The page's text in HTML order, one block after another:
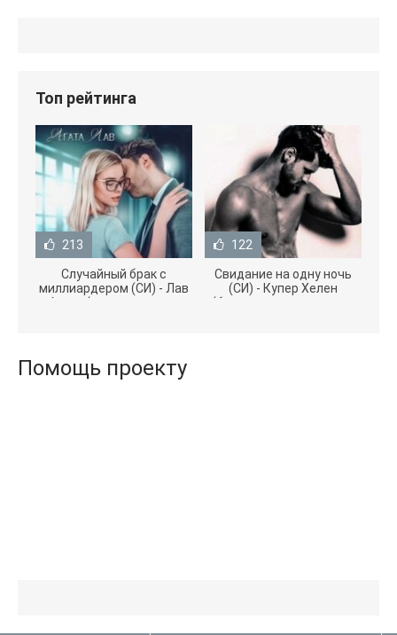
Топ рейтинга
213
Случайный брак с
миллиардером (СИ) - Лав
Агата (полная версия
122
Свидание на одну ночь
(СИ) - Купер Хелен
(бесплатные серии книг
Помощь проекту